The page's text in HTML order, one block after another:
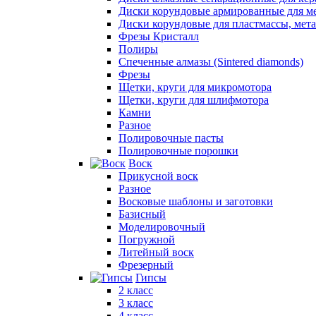
Диски корундовые армированные для
Диски корундовые для пластмассы,
Фрезы Кристалл
Полиры
Спеченные алмазы (Sintered diamonds)
Фрезы
Щетки, круги для микромотора
Щетки, круги для шлифмотора
Камни
Разное
Полировочные пасты
Полировочные порошки
Воск
Прикусной воск
Разное
Восковые шаблоны и заготовки
Базисный
Моделировочный
Погружной
Литейный воск
Фрезерный
Гипсы
2 класс
3 класс